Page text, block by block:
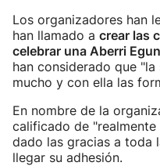
Los organizadores han
han llamado a crear las
celebrar una Aberri
han considerado que
mucho y con ella las
En nombre de la
calificado de
dado las gracias a toda
llegar su adhesión.